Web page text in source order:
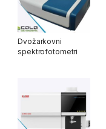
Dvožarkovni
spektrofotometri